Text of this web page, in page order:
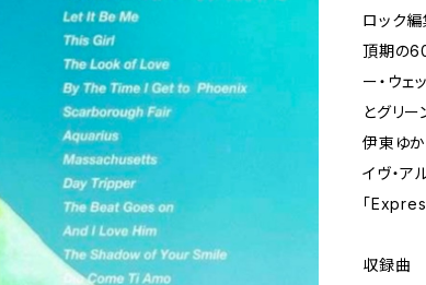
ロック
頂期の
ー・ウ
とグリ
伊東ゆ
イヴ・ア
「
収録曲